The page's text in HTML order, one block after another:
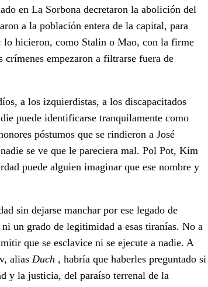
en La Sorbona decretaron la abolición del
a la población entera de la capital, para
lo hicieron, como Stalin o Mao, con la firme
empezaron a filtrarse fuera de
a los izquierdistas, a los discapacitados
puede identificarse tranquilamente como
póstumos que se rindieron a José
se ve que le pareciera mal. Pol Pot, Kim
puede alguien imaginar que ese nombre y
sin dejarse manchar por ese legado de
un grado de legitimidad a esas tiranías. No a
que se esclavice ni se ejecute a nadie. A
alias Duch , habría que haberles preguntado si
y la justicia, del paraíso terrenal de la